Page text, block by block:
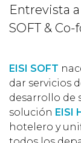
Entrevista
SOFT &
EISI SOFT
dar servicios
desarrollo de
solución EISI
hotelero y